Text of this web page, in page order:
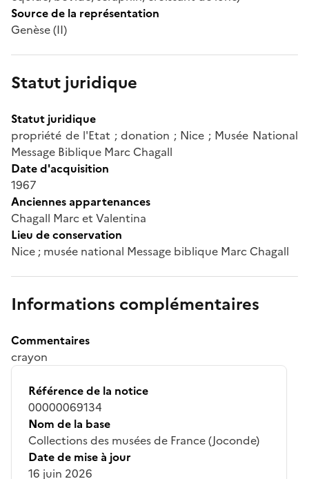
Source de la représentation
Genèse (II)
Statut juridique
Statut juridique
propriété de l'Etat ; donation ; Nice ; Musée National
Message Biblique Marc Chagall
Date d'acquisition
1967
Anciennes appartenances
Chagall Marc et Valentina
Lieu de conservation
Nice ; musée national Message biblique Marc Chagall
Informations complémentaires
Commentaires
crayon
Référence de la notice
00000069134
Nom de la base
Collections des musées de France (Joconde)
Date de mise à jour
16 juin 2026